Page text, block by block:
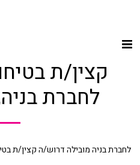
דף הבית
קצין/ת
לחברת
לחברת בניה מובילה דרוש/ה קצין/ת